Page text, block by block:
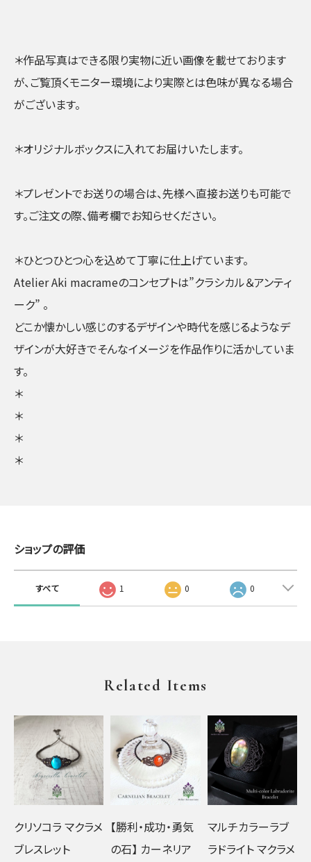
＊作品写真はできる限り実物に近い画像を載せております
が、ご覧頂くモニター環境により実際とは色味が異なる場合
がございます。
＊オリジナルボックスに入れてお届けいたします。
＊プレゼントでお送りの場合は、先様へ直接お送りも可能で
す。ご注文の際、備考欄でお知らせください。
＊ひとつひとつ心を込めて丁寧に仕上げています。
Atelier Aki macrameのコンセプトは”クラシカル＆アンティ
ーク” 。
どこか懐かしい感じのするデザインや時代を感じるようなデ
ザインが大好きでそんなイメージを作品作りに活かしていま
す。
＊
＊
＊
＊
ショップの評価
すべて 1 0 0
Related Items
クリソコラ マクラメ
ブレスレット
【勝利・成功・勇気
の石】 カーネリア
マルチカラーラブ
ラドライト マクラメ